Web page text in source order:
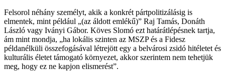
Felsorol néhány személyt, akik a konkrét pártpolitizálásig is
elmentek, mint például „(az áldott emlékű)” Raj Tamás, Donáth
László vagy Iványi Gábor. Köves Slomó ezt határátlépésnek tartja,
ám mint mondja, „ha lokális szinten az MSZP és a Fidesz
példanélküli összefogásával létrejött egy a belvárosi zsidó hitéletet és
kulturális életet támogató környezet, akkor szerintem nem tehetjük
meg, hogy ez ne kapjon elismerést”.